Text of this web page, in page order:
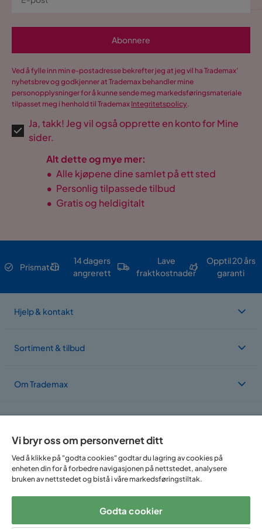
Abonnere
Ved å fylle inn min e-postadresse bekrefter jeg at jeg vil ha Trademax’
nyhetsbrev og godkjenner at Trademax behandler mine
personopplysninger for å kunne sende meg markedsføringsmateriale
tilpasset meg i henhold til Trademax Integritetspolicy.
Ja, takk! Jeg vil også opprette en konto for Mine
sider.
Alt dette og mye mer:
• Alle kjøpene dine samlet på ett sted
• Personlig tilpassede tilbud
• Gratis og heldigitalt
Prismatch
14 dagers
angrerett
Lave
fraktkostnader
Opptil 20 års
garanti
Hjelp & kontakt
Sortiment & tilbud
Om Trademax
Følg oss på:
Vi bryr oss om personvernet ditt
Ved å klikke på "godta cookies" godtar du lagring av cookies på
enheten din for å forbedre navigasjonen på nettstedet, analysere
bruken av nettstedet og bistå i våre markedsføringstiltak.
Godta cookier